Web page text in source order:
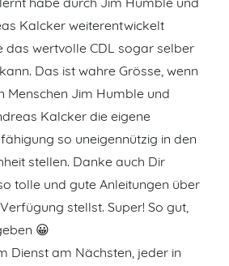
Kalcker weiterentwickelt
das wertvolle CDL sogar selber
Das ist wahre Grösse, wenn
Menschen Jim Humble und
Kalcker die eigene
so uneigennützig in den
stellen. Danke auch Dir
tolle und gute Anleitungen über
stellst. Super! So gut,
😀
Dienst am Nächsten, jeder in